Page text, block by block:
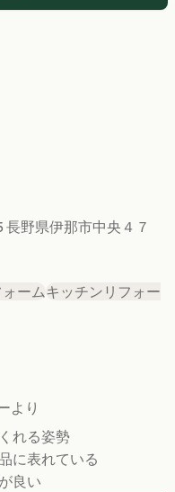
長野県伊那市中央４７
ームキッチンリフォー
より
れる姿勢
に表れている
良い